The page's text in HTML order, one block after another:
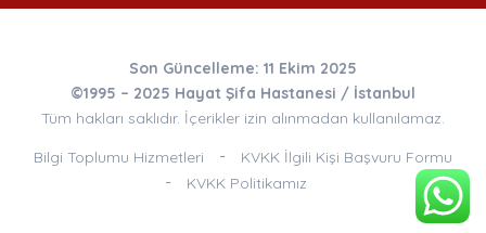
Son Güncelleme: 11 Ekim 2025
©1995 – 2025 Hayat Şifa Hastanesi / İstanbul
Tüm hakları saklıdır. İçerikler izin alınmadan kullanılamaz.
Bilgi Toplumu Hizmetleri
KVKK İlgili Kişi Başvuru Formu
KVKK Politikamız